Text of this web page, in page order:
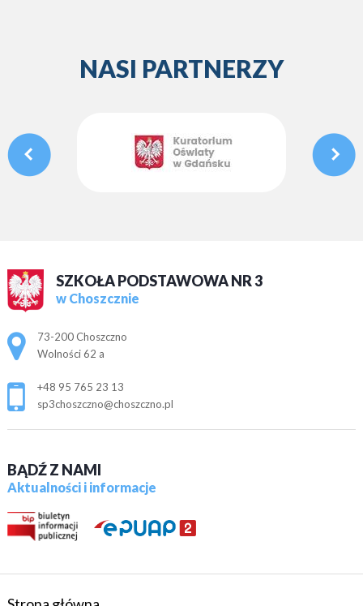
NASI PARTNERZY
SZKOŁA PODSTAWOWA NR 3
w Choszcznie
Adres pocztowy:
73-200 Choszczno
Wolności 62 a
+48 95 765 23 13
sp3choszczno@choszczno.pl
BĄDŹ Z NAMI
Aktualności i informacje